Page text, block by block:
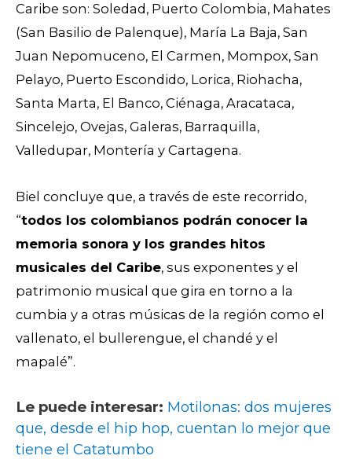
Caribe son: Soledad, Puerto Colombia, Mahates
(San Basilio de Palenque), María La Baja, San
Juan Nepomuceno, El Carmen, Mompox, San
Pelayo, Puerto Escondido, Lorica, Riohacha,
Santa Marta, El Banco, Ciénaga, Aracataca,
Sincelejo, Ovejas, Galeras, Barraquilla,
Valledupar, Montería y Cartagena.
Biel concluye que, a través de este recorrido,
“todos los colombianos podrán conocer la
memoria sonora y los grandes hitos
musicales del Caribe, sus exponentes y el
patrimonio musical que gira en torno a la
cumbia y a otras músicas de la región como el
vallenato, el bullerengue, el chandé y el
mapalé”.
Le puede interesar: Motilonas: dos mujeres
que, desde el hip hop, cuentan lo mejor que
tiene el Catatumbo